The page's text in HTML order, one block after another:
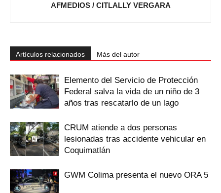
AFMEDIOS / CITLALLY VERGARA
Artículos relacionados Más del autor
Elemento del Servicio de Protección
Federal salva la vida de un niño de 3
años tras rescatarlo de un lago
CRUM atiende a dos personas
lesionadas tras accidente vehicular en
Coquimatlán
GWM Colima presenta el nuevo ORA 5